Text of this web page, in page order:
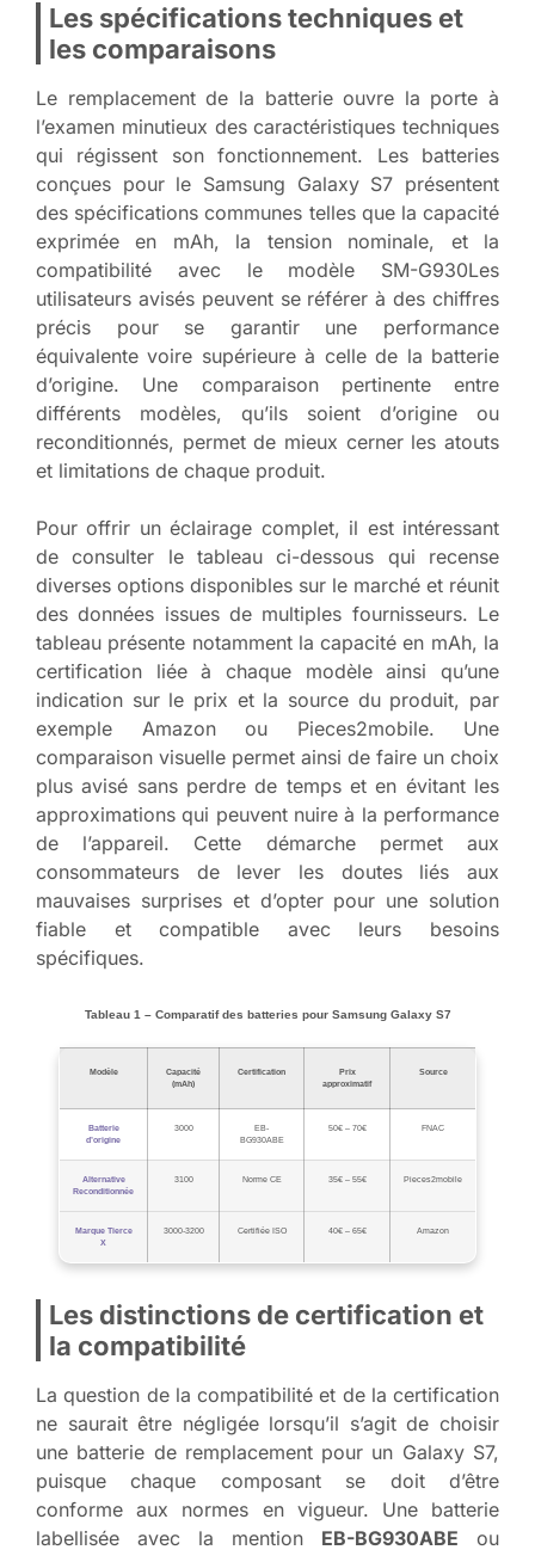
Les spécifications techniques et
les comparaisons
Le remplacement de la batterie ouvre la porte à
l’examen minutieux des caractéristiques techniques
qui régissent son fonctionnement. Les batteries
conçues pour le Samsung Galaxy S7 présentent
des spécifications communes telles que la capacité
exprimée en mAh, la tension nominale, et la
compatibilité avec le modèle SM-G930Les
utilisateurs avisés peuvent se référer à des chiffres
précis pour se garantir une performance
équivalente voire supérieure à celle de la batterie
d’origine. Une comparaison pertinente entre
différents modèles, qu’ils soient d’origine ou
reconditionnés, permet de mieux cerner les atouts
et limitations de chaque produit.
Pour offrir un éclairage complet, il est intéressant
de consulter le tableau ci-dessous qui recense
diverses options disponibles sur le marché et réunit
des données issues de multiples fournisseurs. Le
tableau présente notamment la capacité en mAh, la
certification liée à chaque modèle ainsi qu’une
indication sur le prix et la source du produit, par
exemple Amazon ou Pieces2mobile. Une
comparaison visuelle permet ainsi de faire un choix
plus avisé sans perdre de temps et en évitant les
approximations qui peuvent nuire à la performance
de l’appareil. Cette démarche permet aux
consommateurs de lever les doutes liés aux
mauvaises surprises et d’opter pour une solution
fiable et compatible avec leurs besoins
spécifiques.
Tableau 1 – Comparatif des batteries pour Samsung Galaxy S7
Modèle
Capacité
(mAh)
Certification
Prix
approximatif
Source
Batterie
d’origine
3000
EB-
BG930ABE
50€ – 70€ FNAC
Alternative
Reconditionnée
3100 Norme CE 35€ – 55€ Pieces2mobile
Marque Tierce
X
3000-3200 Certifiée ISO 40€ – 65€ Amazon
Les distinctions de certification et
la compatibilité
La question de la compatibilité et de la certification
ne saurait être négligée lorsqu’il s’agit de choisir
une batterie de remplacement pour un Galaxy S7,
puisque chaque composant se doit d’être
conforme aux normes en vigueur. Une batterie
labellisée avec la mention EB-BG930ABE ou